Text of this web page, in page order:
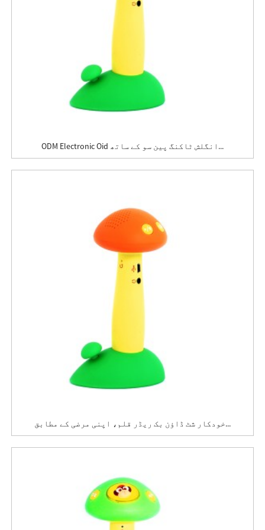
ODM Electronic Oid انگلش ٹاکنگ پین سو کے ساتھ...
خودکار شٹ ڈاؤن بک ریڈر قلم، اپنی مرضی کے مطابق...